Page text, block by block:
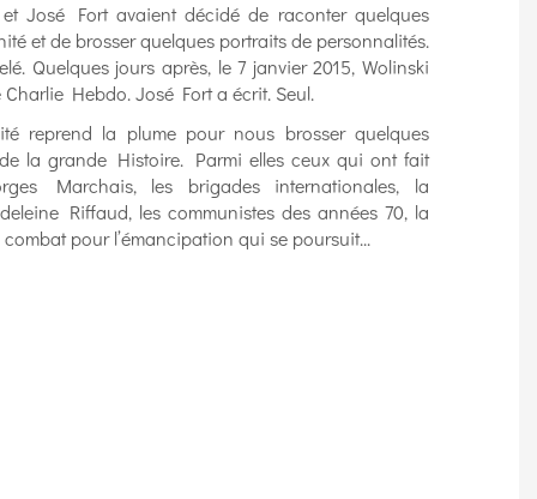
José Fort avaient décidé de raconter quelques
et de brosser quelques portraits de personnalités.
Quelques jours après, le 7 janvier 2015, Wolinski
Hebdo. José Fort a écrit. Seul.
reprend la plume pour nous brosser quelques
la grande Histoire. Parmi elles ceux qui ont fait
Marchais, les brigades internationales, la
Riffaud, les communistes des années 70, la
pour l’émancipation qui se poursuit...